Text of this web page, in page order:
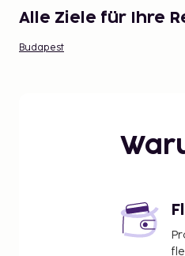
Alle Ziele für Ihre
Budapest